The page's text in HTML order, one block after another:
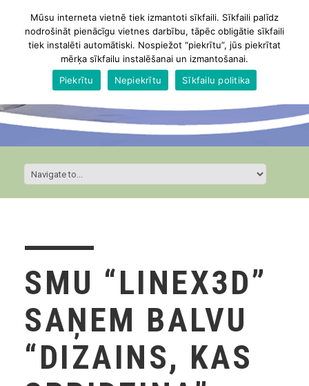
SMU “LINEX3D”
SAŅEM BALVU
“DIZAINS, KAS
Mūsu interneta vietnē tiek izmantoti sīkfaili. Sīkfaili palīdz
nodrošināt pienācīgu vietnes darbību, tāpēc obligātie sīkfaili
tiek instalēti automātiski. Nospiežot “piekrītu”, jūs piekrītat
mērķa sīkfailu instalēšanai un izmantošanai.
Piekrītu
Nepiekrītu Sīkfailu politika